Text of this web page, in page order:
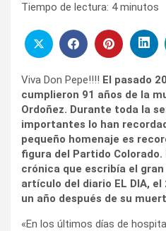
Tiempo de lectura: 4 minutos
Viva Don Pepe!!!! El pasado
cumplieron 91 años de la
Ordoñez. Durante toda la
importantes lo han
pequeño homenaje es
figura del Partido
crónica que escribía el gran
artículo del diario EL DIA,
un año después de su
«En los últimos días de